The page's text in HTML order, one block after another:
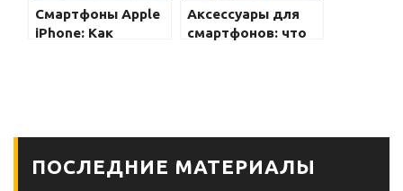
Смартфоны Apple
iPhone: Как
Аксессуары для
смартфонов: что
ПОСЛЕДНИЕ МАТЕРИАЛЫ